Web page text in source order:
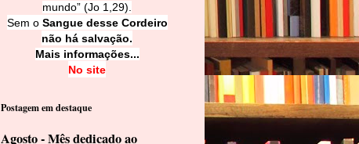
mundo” (Jo 1,29).
Sem o Sangue desse Cordeiro
não há salvação.
Mais informações...
No site
Postagem em destaque
Agosto - Mês dedicado ao